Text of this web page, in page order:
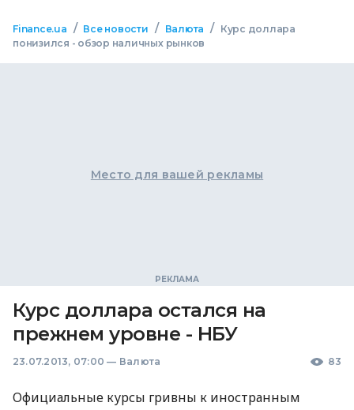
Finance.ua / Все новости / Валюта /
Курс доллара
понизился - обзор наличных рынков
Место для вашей рекламы
Курс доллара остался на
прежнем уровне - НБУ
23.07.2013, 07:00 — Валюта 83
Официальные курсы гривны к иностранным